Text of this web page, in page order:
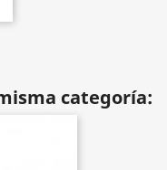
categoría: